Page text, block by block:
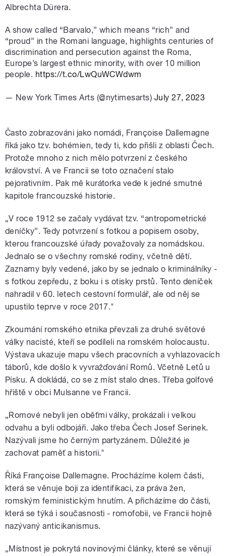
Albrechta Dürera.
A show called “Barvalo,” which means “rich” and
“proud” in the Romani language, highlights centuries of
discrimination and persecution against the Roma,
Europe’s largest ethnic minority, with over 10 million
people. https://t.co/LwQuWCWdwm
— New York Times Arts (@nytimesarts) July 27, 2023
Často zobrazováni jako nomádi, Françoise Dallemagne
říká jako tzv. bohémien, tedy ti, kdo přišli z oblasti Čech.
Protože mnoho z nich mělo potvrzení z českého
království. A ve Francii se toto označení stalo
pejorativním. Pak mě kurátorka vede k jedné smutné
kapitole francouzské historie.
„V roce 1912 se začaly vydávat tzv. “antropometrické
deníčky”. Tedy potvrzení s fotkou a popisem osoby,
kterou francouzské úřady považovaly za nomádskou.
Jednalo se o všechny romské rodiny, včetně dětí.
Zaznamy byly vedené, jako by se jednalo o kriminálníky -
s fotkou zepředu, z boku i s otisky prstů. Tento deníček
nahradil v 60. letech cestovní formulář, ale od něj se
upustilo teprve v roce 2017."
Zkoumání romského etnika převzali za druhé světové
války nacisté, kteří se podíleli na romském holocaustu.
Výstava ukazuje mapu všech pracovních a vyhlazovacích
táborů, kde došlo k vyvražďování Romů. Včetně Letů u
Písku. A dokládá, co se z míst stalo dnes. Třeba golfové
hřiště v obci Mulsanne ve Francii.
„Romové nebyli jen oběťmi války, prokázali i velkou
odvahu a byli odbojáři. Jako třeba Čech Josef Serinek.
Nazývali jsme ho černým partyzánem. Důležité je
zachovat paměť a historii."
Říká Françoise Dallemagne. Procházíme kolem části,
která se věnuje boji za identifikaci, za práva žen,
romským feministickým hnutím. A přicházíme do části,
která se týká i současnosti - romofobii, ve Francii hojně
nazývaný anticikanismus.
„Místnost je pokrytá novinovými články, které se věnují